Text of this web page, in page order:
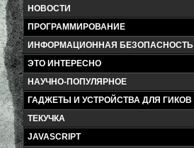
НОВОСТИ
ПРОГРАММИРОВАНИЕ
ИНФОРМАЦИОННАЯ БЕЗОПАСНОСТЬ
ЭТО ИНТЕРЕСНО
НАУЧНО-ПОПУЛЯРНОЕ
ГАДЖЕТЫ И УСТРОЙСТВА ДЛЯ ГИКОВ
ТЕКУЧКА
JAVASCRIPT